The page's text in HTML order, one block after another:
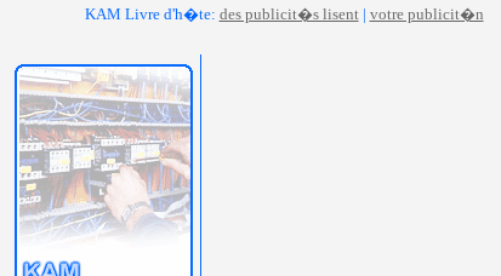
KAM Livre d'h�te: des publicit�s lisent| votre publicit�n